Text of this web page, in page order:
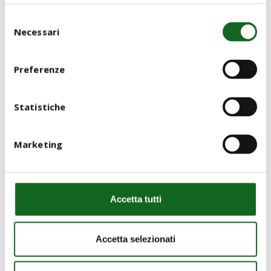
delNecessari
Preferenze
Statistiche
Marketing
Accetta tutti
Accetta selezionati